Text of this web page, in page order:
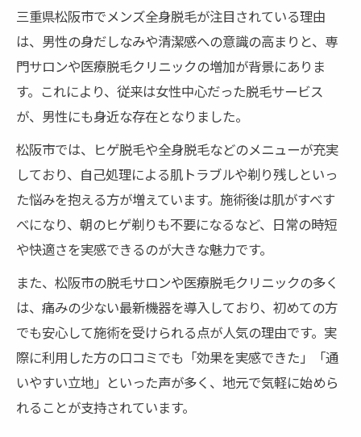
三重県松阪市でメンズ全身脱毛が注目されている理由
は、男性の身だしなみや清潔感への意識の高まりと、専
門サロンや医療脱毛クリニックの増加が背景にありま
す。これにより、従来は女性中心だった脱毛サービス
が、男性にも身近な存在となりました。
松阪市では、ヒゲ脱毛や全身脱毛などのメニューが充実
しており、自己処理による肌トラブルや剃り残しといっ
た悩みを抱える方が増えています。施術後は肌がすべす
べになり、朝のヒゲ剃りも不要になるなど、日常の時短
や快適さを実感できるのが大きな魅力です。
また、松阪市の脱毛サロンや医療脱毛クリニックの多く
は、痛みの少ない最新機器を導入しており、初めての方
でも安心して施術を受けられる点が人気の理由です。実
際に利用した方の口コミでも「効果を実感できた」「通
いやすい立地」といった声が多く、地元で気軽に始めら
れることが支持されています。